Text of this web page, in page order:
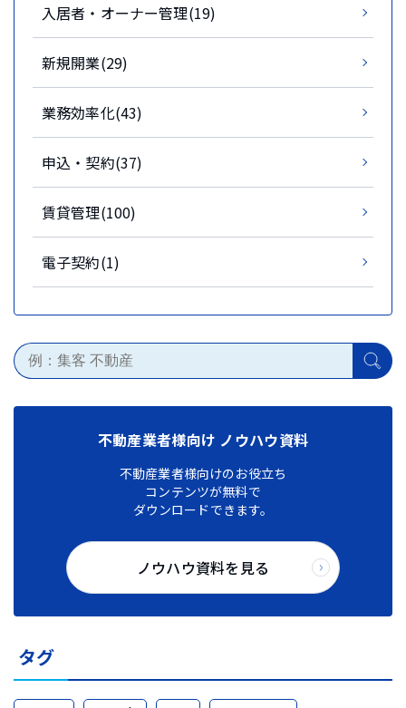
入居者・オーナー管理(19)
新規開業(29)
業務効率化(43)
申込・契約(37)
賃貸管理(100)
電子契約(1)
不動産業者様向け ノウハウ資料
不動産業者様向けのお役立ち
コンテンツが無料で
ダウンロードできます。
ノウハウ資料を見る
タグ